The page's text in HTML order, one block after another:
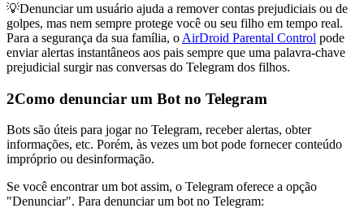
💡Denunciar um usuário ajuda a remover contas prejudiciais ou de
golpes, mas nem sempre protege você ou seu filho em tempo real.
Para a segurança da sua família, o AirDroid Parental Control pode
enviar alertas instantâneos aos pais sempre que uma palavra‑chave
prejudicial surgir nas conversas do Telegram dos filhos.
2Como denunciar um Bot no Telegram
Bots são úteis para jogar no Telegram, receber alertas, obter
informações, etc. Porém, às vezes um bot pode fornecer conteúdo
impróprio ou desinformação.
Se você encontrar um bot assim, o Telegram oferece a opção
"Denunciar". Para denunciar um bot no Telegram: